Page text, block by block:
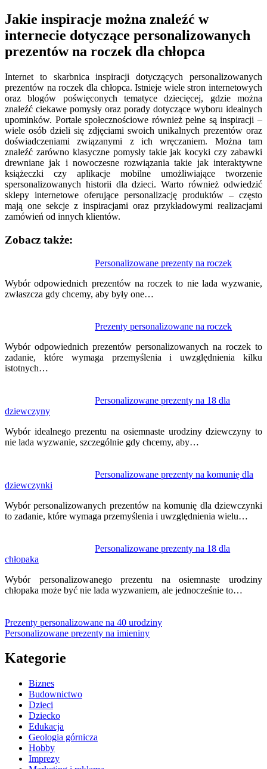
Jakie inspiracje można znaleźć w
internecie dotyczące personalizowanych
prezentów na roczek dla chłopca
Internet to skarbnica inspiracji dotyczących personalizowanych
prezentów na roczek dla chłopca. Istnieje wiele stron internetowych
oraz blogów poświęconych tematyce dziecięcej, gdzie można
znaleźć ciekawe pomysły oraz porady dotyczące wyboru idealnych
upominków. Portale społecznościowe również pełne są inspiracji –
wiele osób dzieli się zdjęciami swoich unikalnych prezentów oraz
doświadczeniami związanymi z ich wręczaniem. Można tam
znaleźć zarówno klasyczne pomysły takie jak kocyki czy zabawki
drewniane jak i nowoczesne rozwiązania takie jak interaktywne
książeczki czy aplikacje mobilne umożliwiające tworzenie
spersonalizowanych historii dla dzieci. Warto również odwiedzić
sklepy internetowe oferujące personalizację produktów – często
mają one sekcje z inspiracjami oraz przykładowymi realizacjami
zamówień od innych klientów.
Zobacz także:
Personalizowane prezenty na roczek
Wybór odpowiednich prezentów na roczek to nie lada wyzwanie,
zwłaszcza gdy chcemy, aby były one…
Prezenty personalizowane na roczek
Wybór odpowiednich prezentów personalizowanych na roczek to
zadanie, które wymaga przemyślenia i uwzględnienia kilku
istotnych…
Personalizowane prezenty na 18 dla
dziewczyny
Wybór idealnego prezentu na osiemnaste urodziny dziewczyny to
nie lada wyzwanie, szczególnie gdy chcemy, aby…
Personalizowane prezenty na komunię dla
dziewczynki
Wybór personalizowanych prezentów na komunię dla dziewczynki
to zadanie, które wymaga przemyślenia i uwzględnienia wielu…
Personalizowane prezenty na 18 dla
chłopaka
Wybór personalizowanego prezentu na osiemnaste urodziny
chłopaka może być nie lada wyzwaniem, ale jednocześnie to…
wpisu
Prezenty personalizowane na 40 urodziny
Personalizowane prezenty na imieniny
Kategorie
Biznes
Budownictwo
Dzieci
Dziecko
Edukacja
Geologia górnicza
Hobby
Imprezy